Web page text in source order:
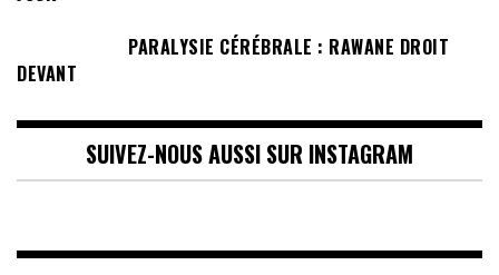
PARALYSIE CÉRÉBRALE : RAWANE DROIT
DEVANT
SUIVEZ-NOUS AUSSI SUR INSTAGRAM